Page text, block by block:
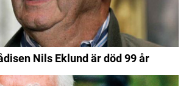
Nils Eklund är död 99 år